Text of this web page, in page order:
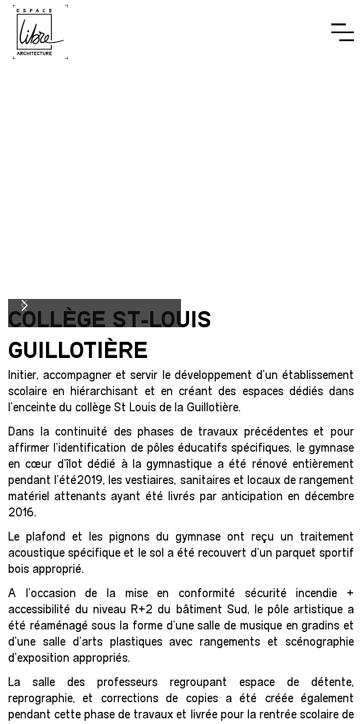
COLLÈGE ST-LOUIS
GUILLOTIÈRE
Initier, accompagner et servir le développement d’un établissement
scolaire en hiérarchisant et en créant des espaces dédiés dans
l’enceinte du collège St Louis de la Guillotière.
Dans la continuité des phases de travaux précédentes et pour
affirmer l’identification de pôles éducatifs spécifiques, le gymnase
en cœur d’îlot dédié à la gymnastique a été rénové entièrement
pendant l’été2019, les vestiaires, sanitaires et locaux de rangement
matériel attenants ayant été livrés par anticipation en décembre
2016.
Le plafond et les pignons du gymnase ont reçu un traitement
acoustique spécifique et le sol a été recouvert d’un parquet sportif
bois approprié.
A l’occasion de la mise en conformité sécurité incendie +
accessibilité du niveau R+2 du bâtiment Sud, le pôle artistique a
été réaménagé sous la forme d’une salle de musique en gradins et
d’une salle d’arts plastiques avec rangements et scénographie
d’exposition appropriés.
La salle des professeurs regroupant espace de détente,
reprographie, et corrections de copies a été créée également
pendant cette phase de travaux et livrée pour la rentrée scolaire de